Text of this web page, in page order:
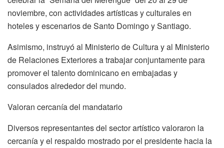
noviembre, con actividades artísticas y culturales en
hoteles y escenarios de Santo Domingo y Santiago.
Asimismo, instruyó al Ministerio de Cultura y al Ministerio
de Relaciones Exteriores a trabajar conjuntamente para
promover el talento dominicano en embajadas y
consulados alrededor del mundo.
Valoran cercanía del mandatario
Diversos representantes del sector artístico valoraron la
cercanía y el respaldo mostrado por el presidente hacia la